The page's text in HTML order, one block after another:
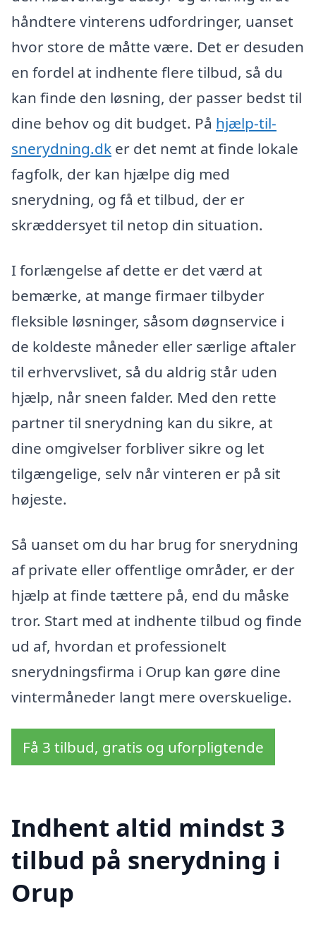
håndtere vinterens udfordringer, uanset
hvor store de måtte være. Det er desuden
en fordel at indhente flere tilbud, så du
kan finde den løsning, der passer bedst til
dine behov og dit budget. På hjælp-til-
snerydning.dk er det nemt at finde lokale
fagfolk, der kan hjælpe dig med
snerydning, og få et tilbud, der er
skræddersyet til netop din situation.
I forlængelse af dette er det værd at
bemærke, at mange firmaer tilbyder
fleksible løsninger, såsom døgnservice i
de koldeste måneder eller særlige aftaler
til erhvervslivet, så du aldrig står uden
hjælp, når sneen falder. Med den rette
partner til snerydning kan du sikre, at
dine omgivelser forbliver sikre og let
tilgængelige, selv når vinteren er på sit
højeste.
Så uanset om du har brug for snerydning
af private eller offentlige områder, er der
hjælp at finde tættere på, end du måske
tror. Start med at indhente tilbud og finde
ud af, hvordan et professionelt
snerydningsfirma i Orup kan gøre dine
vintermåneder langt mere overskuelige.
Få 3 tilbud, gratis og uforpligtende
Indhent altid mindst 3
tilbud på snerydning i
Orup